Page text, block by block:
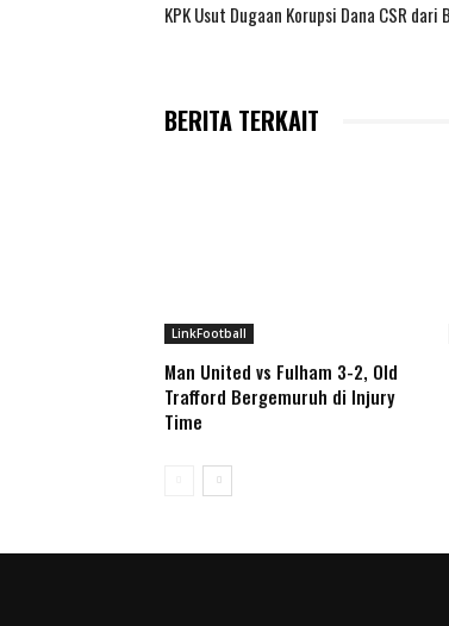
KPK Usut Dugaan Korupsi Dana CSR dari
BERITA TERKAIT
LinkFootball
Man United vs Fulham 3-2, Old
Trafford Bergemuruh di Injury
Time